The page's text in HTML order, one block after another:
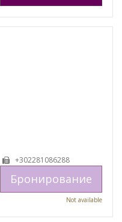
+302281086288
Бронирование
Not available